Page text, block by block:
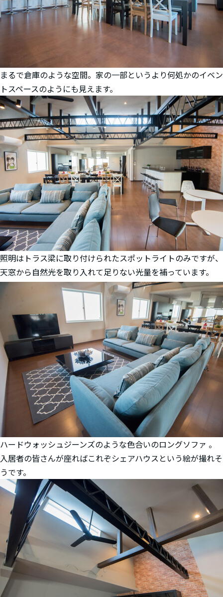
まるで倉庫のような空間。家の一部というより何処かのイベン
トスペースのようにも見えます。
照明はトラス梁に取り付けられたスポットライトのみですが、
天窓から自然光を取り入れて足りない光量を補っています。
ハードウォッシュジーンズのような色合いのロングソファ 。
入居者の皆さんが座ればこれぞシェアハウスという絵が撮れそ
うです。